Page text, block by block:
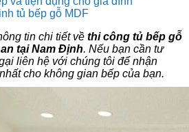
tủ bếp gỗ MDF
tin chi tiết về thi công tủ bếp gỗ
tại Nam Định. Nếu bạn cần tư
liên hệ với chúng tôi để nhận
cho không gian bếp của bạn.